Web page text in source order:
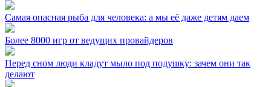
Самая опасная рыба для человека: а мы её даже детям даем
Более 8000 игр от ведущих провайдеров
Перед сном люди кладут мыло под подушку: зачем они так
делают